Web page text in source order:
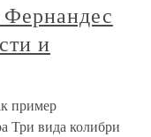
и
пример
Три вида колибри